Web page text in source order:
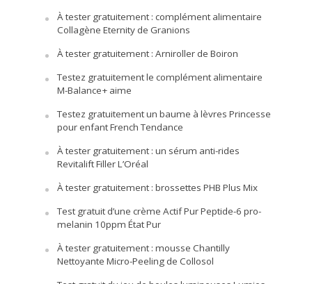
À tester gratuitement : complément alimentaire
Collagène Eternity de Granions
À tester gratuitement : Arniroller de Boiron
Testez gratuitement le complément alimentaire
M-Balance+ aime
Testez gratuitement un baume à lèvres Princesse
pour enfant French Tendance
À tester gratuitement : un sérum anti-rides
Revitalift Filler L’Oréal
À tester gratuitement : brossettes PHB Plus Mix
Test gratuit d’une crème Actif Pur Peptide-6 pro-
melanin 10ppm État Pur
À tester gratuitement : mousse Chantilly
Nettoyante Micro-Peeling de Collosol